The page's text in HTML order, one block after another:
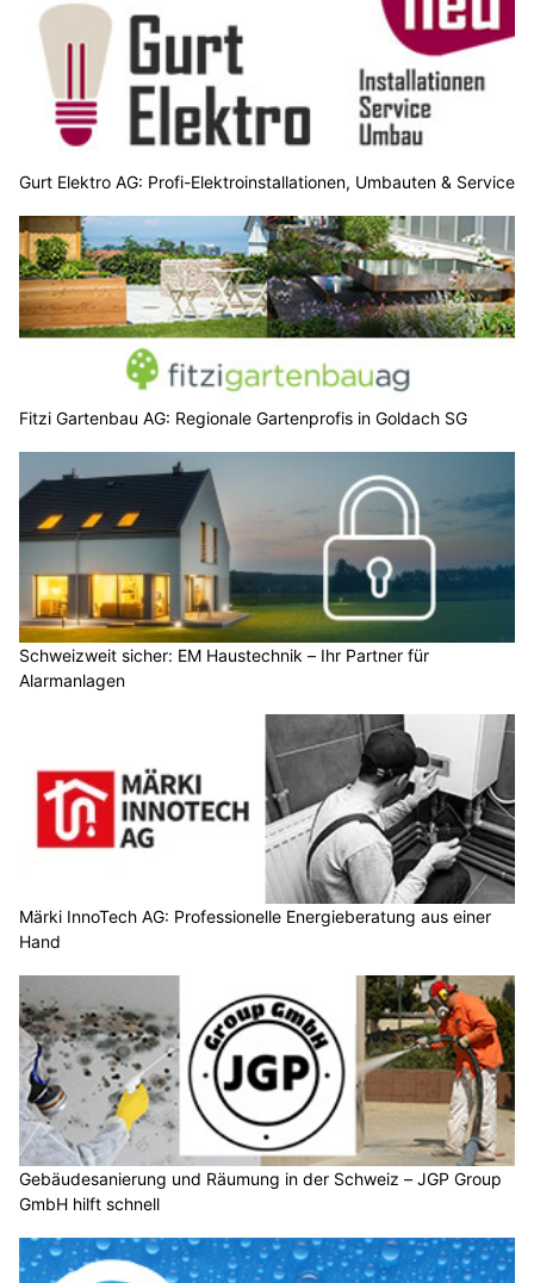
Gurt Elektro AG: Profi-Elektroinstallationen, Umbauten & Service
Fitzi Gartenbau AG: Regionale Gartenprofis in Goldach SG
Schweizweit sicher: EM Haustechnik – Ihr Partner für
Alarmanlagen
Märki InnoTech AG: Professionelle Energieberatung aus einer
Hand
Gebäudesanierung und Räumung in der Schweiz – JGP Group
GmbH hilft schnell